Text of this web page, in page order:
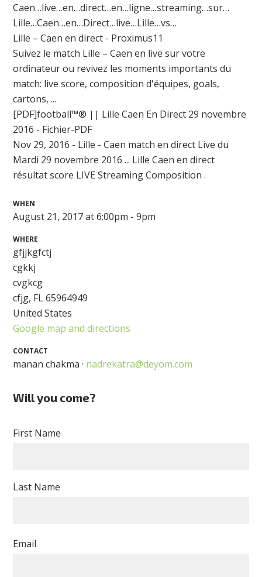
Caen…live…en…direct…en…ligne…streaming…sur…
Lille…Caen…en…Direct…live…Lille…vs…
Lille – Caen en direct - Proximus11
Suivez le match Lille – Caen en live sur votre
ordinateur ou revivez les moments importants du
match: live score, composition d'équipes, goals,
cartons, ...
[PDF]football™® || Lille Caen En Direct 29 novembre
2016 - Fichier-PDF
Nov 29, 2016 - Lille - Caen match en direct Live du
Mardi 29 novembre 2016 ... Lille Caen en direct
résultat score LIVE Streaming Composition .
WHEN
August 21, 2017 at 6:00pm - 9pm
WHERE
gfjjkgfctj
cgkkj
cvgkcg
cfjg, FL 65964949
United States
Google map and directions
CONTACT
manan chakma · nadrekatra@deyom.com
Will you come?
First Name
Last Name
Email